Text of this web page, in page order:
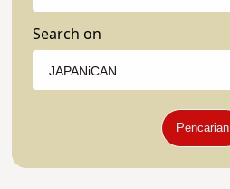
Search on
Pencarian